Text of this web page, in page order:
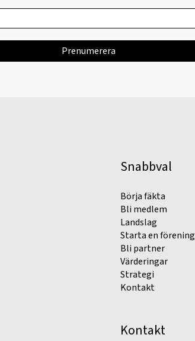
Snabbval
Börja fäkta
Bli medlem
Landslag
Starta en förening
Bli partner
Värderingar
Strategi
Kontakt
Kontakt